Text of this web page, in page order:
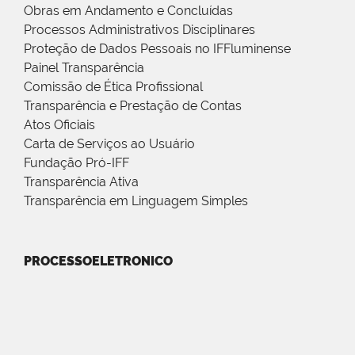
Obras em Andamento e Concluídas
Processos Administrativos Disciplinares
Proteção de Dados Pessoais no IFFluminense
Painel Transparência
Comissão de Ética Profissional
Transparência e Prestação de Contas
Atos Oficiais
Carta de Serviços ao Usuário
Fundação Pró-IFF
Transparência Ativa
Transparência em Linguagem Simples
PROCESSOELETRONICO